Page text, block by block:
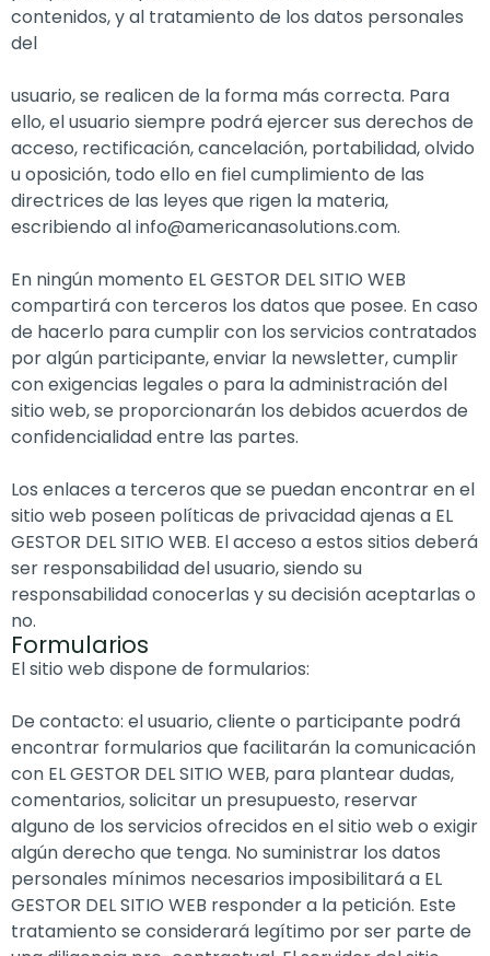
contenidos, y al tratamiento de los datos personales
del
usuario, se realicen de la forma más correcta. Para
ello, el usuario siempre podrá ejercer sus derechos de
acceso, rectificación, cancelación, portabilidad, olvido
u oposición, todo ello en fiel cumplimiento de las
directrices de las leyes que rigen la materia,
escribiendo al info@americanasolutions.com.
En ningún momento EL GESTOR DEL SITIO WEB
compartirá con terceros los datos que posee. En caso
de hacerlo para cumplir con los servicios contratados
por algún participante, enviar la newsletter, cumplir
con exigencias legales o para la administración del
sitio web, se proporcionarán los debidos acuerdos de
confidencialidad entre las partes.
Los enlaces a terceros que se puedan encontrar en el
sitio web poseen políticas de privacidad ajenas a EL
GESTOR DEL SITIO WEB. El acceso a estos sitios deberá
ser responsabilidad del usuario, siendo su
responsabilidad conocerlas y su decisión aceptarlas o
no.
Formularios
El sitio web dispone de formularios:
De contacto: el usuario, cliente o participante podrá
encontrar formularios que facilitarán la comunicación
con EL GESTOR DEL SITIO WEB, para plantear dudas,
comentarios, solicitar un presupuesto, reservar
alguno de los servicios ofrecidos en el sitio web o exigir
algún derecho que tenga. No suministrar los datos
personales mínimos necesarios imposibilitará a EL
GESTOR DEL SITIO WEB responder a la petición. Este
tratamiento se considerará legítimo por ser parte de